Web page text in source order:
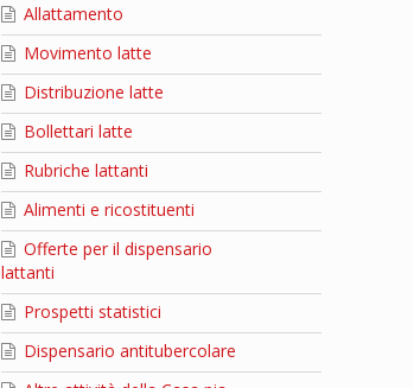
Allattamento
Movimento latte
Distribuzione latte
Bollettari latte
Rubriche lattanti
Alimenti e ricostituenti
Offerte per il dispensario
lattanti
Prospetti statistici
Dispensario antitubercolare